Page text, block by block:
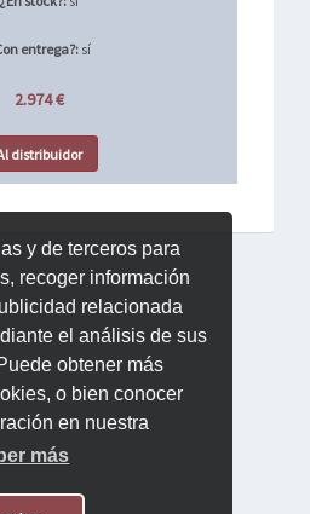
y de terceros para
recoger información
relacionada
el análisis de sus
obtener más
o bien conocer
en nuestra
más
entrega?:sí
2.974 €
distribuidor